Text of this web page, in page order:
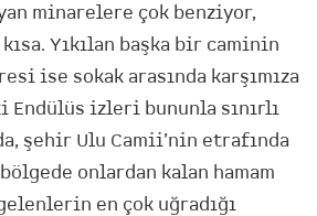
minarelere çok benziyor,
Yıkılan başka bir caminin
ise sokak arasında karşımıza
Endülüs izleri bununla sınırlı
şehir Ulu Camii’nin etrafında
onlardan kalan hamam
en çok uğradığı